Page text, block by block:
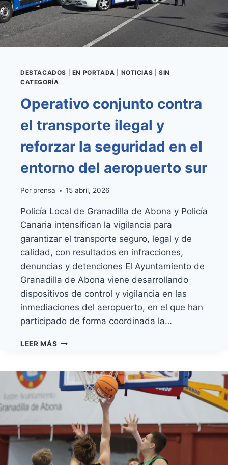
GARANTÍAS
SANITARIAS
Y
MÁXIMA
TRANSPARENCIA
DESTACADOS EN PORTADA NOTICIAS |SIN
CATEGORÍA
Operativo conjunto contra
el transporte ilegal y
reforzar la seguridad en el
entorno del aeropuerto sur
Por prensa 15 abril, 2026
Policía Local de Granadilla de Abona y Policía
Canaria intensifican la vigilancia para
garantizar el transporte seguro, legal y de
calidad, con resultados en infracciones,
denuncias y detenciones El Ayuntamiento de
Granadilla de Abona viene desarrollando
dispositivos de control y vigilancia en las
inmediaciones del aeropuerto, en el que han
participado de forma coordinada la…
LEER MÁS OPERATIVO
EL
TRANSPORTE
Y
LA
SEGURIDAD